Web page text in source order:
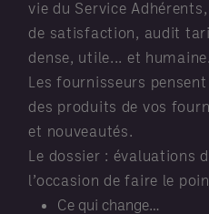
vie du Service
de satisfaction, audit
dense, utile... et humaine.
Les fournisseurs
des produits de vos
et nouveautés.
Le dossier : évaluations
l’occasion de faire le
Ce qui change…